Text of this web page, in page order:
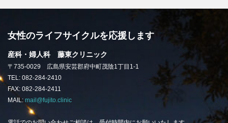
女性のライフサイクルを応援します
産科・婦人科 藤東クリニック
〒735-0029 広島県安芸郡府中町茂陰1丁目1-1
TEL: 082-284-2410
FAX: 082-284-2411
MAIL: mail@fujito.clinic